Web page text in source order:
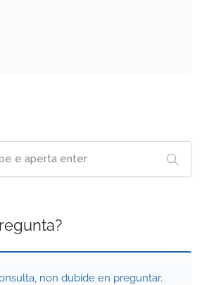
non dubide en preguntar.